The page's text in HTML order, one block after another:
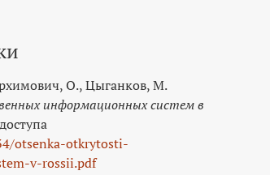
О., Цыганков, М.
информационных систем в
otsenka-otkrytosti-
v-rossii.pdf